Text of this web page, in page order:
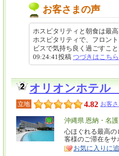
お客さまの声
ホスピタリティと朝食は最
ホスピタリティで、フロン
ビスで気持ち良く過ごすこ
09:24:41投稿 つづきはこちら
オリオンホテル
立地 4.82 お客
エ
リ
ア
沖縄県 恩納・名
特
徴
心ほぐれる最高
客様のご滞在をサ
お気に入りに